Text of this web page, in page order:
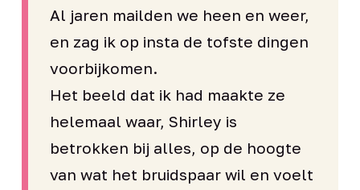
Al jaren mailden we heen en weer,
en zag ik op insta de tofste dingen
voorbijkomen.
Het beeld dat ik had maakte ze
helemaal waar, Shirley is
betrokken bij alles, op de hoogte
van wat het bruidspaar wil en voelt